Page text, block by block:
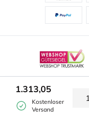
1.313,05
Kostenloser
Versand
Allgemeine
Diese Website